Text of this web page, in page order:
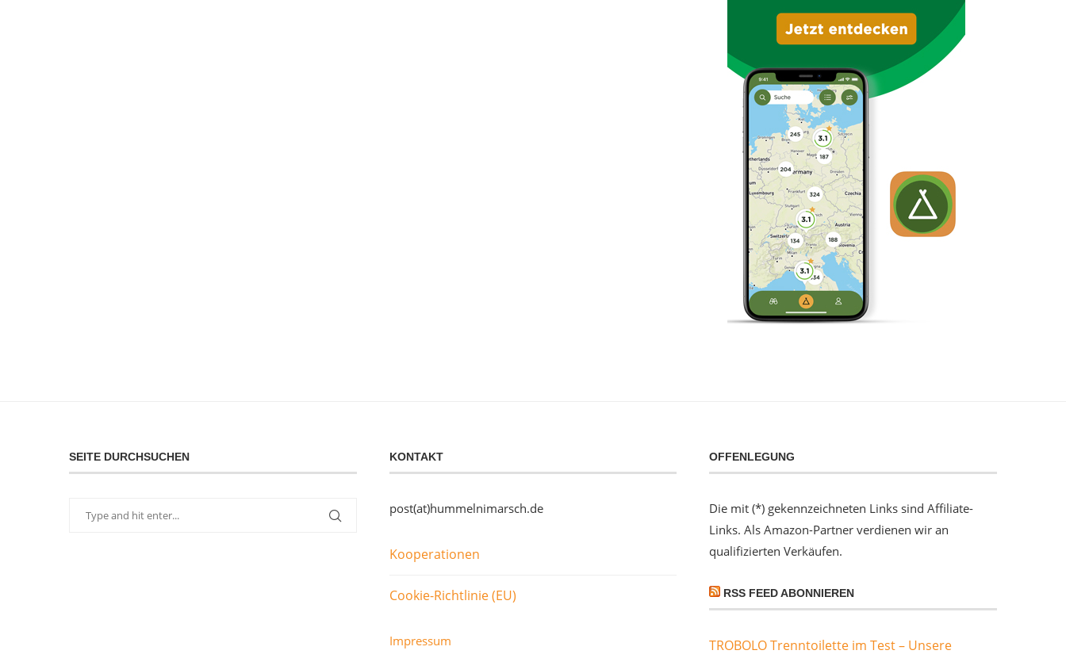
SEITE DURCHSUCHEN KONTAKT
post(at)hummelnimarsch.de
Kooperationen
Cookie-Richtlinie (EU)
Impressum
OFFENLEGUNG
Die mit (*) gekennzeichneten Links sind Affiliate-
Links. Als Amazon-Partner verdienen wir an
qualifizierten Verkäufen.
RSS FEED ABONNIEREN
TROBOLO Trenntoilette im Test – Unsere